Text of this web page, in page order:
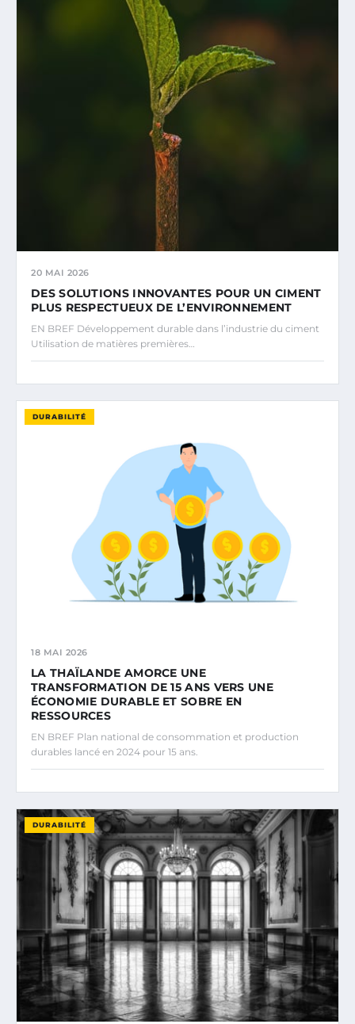
20 MAI 2026
DES SOLUTIONS INNOVANTES POUR UN CIMENT
PLUS RESPECTUEUX DE L’ENVIRONNEMENT
EN BREF Développement durable dans l’industrie du ciment
Utilisation de matières premières…
DURABILITÉ
18 MAI 2026
LA THAÏLANDE AMORCE UNE
TRANSFORMATION DE 15 ANS VERS UNE
ÉCONOMIE DURABLE ET SOBRE EN
RESSOURCES
EN BREF Plan national de consommation et production
durables lancé en 2024 pour 15 ans.
DURABILITÉ